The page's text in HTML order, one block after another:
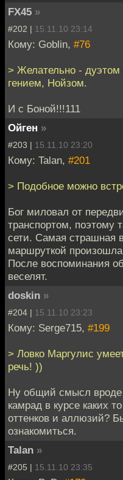
FX45 »
#202 | 15.11.10 23:14
Кому: Goblin, #76
> Желательно -
гением, Нойзом.
И с Боной!!!111
Ойген »
#203 | 15.11.10 23:20
Кому: Talan, #201
> Подобное можно
Бог миловал от
транспортом, поэтому
сети. Самая страшная
маршруткой
После воспоминания
веселят.
doskin »
#204 | 15.11.10 23:23
Кому: Serge715, #199
> Ловко Маргулис
речь! ))
Ну общий смысл
камрад в курсе каких
оттенков и аллюзий?
ознакомиться.
Talan »
#205 | 15.11.10 23:35